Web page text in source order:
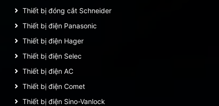
Thiết bị đóng cắt Schneider
Thiết bị điện Panasonic
Thiết bị điện Hager
Thiết bị điện Selec
Thiết bị điện AC
Thiết bị điện Comet
Thiết bị điện Sino-Vanlock